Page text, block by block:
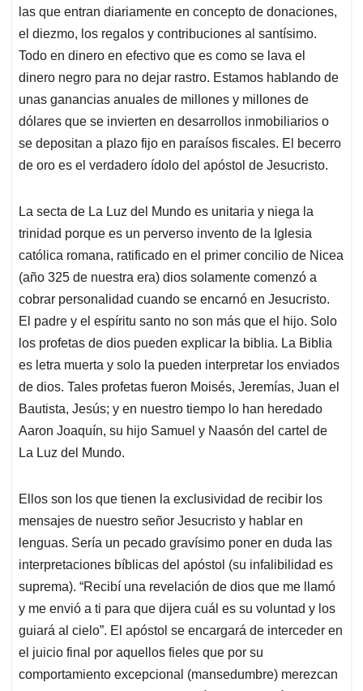
las que entran diariamente en concepto de donaciones,
el diezmo, los regalos y contribuciones al santísimo.
Todo en dinero en efectivo que es como se lava el
dinero negro para no dejar rastro. Estamos hablando de
unas ganancias anuales de millones y millones de
dólares que se invierten en desarrollos inmobiliarios o
se depositan a plazo fijo en paraísos fiscales. El becerro
de oro es el verdadero ídolo del apóstol de Jesucristo.
La secta de La Luz del Mundo es unitaria y niega la
trinidad porque es un perverso invento de la Iglesia
católica romana, ratificado en el primer concilio de Nicea
(año 325 de nuestra era) dios solamente comenzó a
cobrar personalidad cuando se encarnó en Jesucristo.
El padre y el espíritu santo no son más que el hijo. Solo
los profetas de dios pueden explicar la biblia. La Biblia
es letra muerta y solo la pueden interpretar los enviados
de dios. Tales profetas fueron Moisés, Jeremías, Juan el
Bautista, Jesús; y en nuestro tiempo lo han heredado
Aaron Joaquín, su hijo Samuel y Naasón del cartel de
La Luz del Mundo.
Ellos son los que tienen la exclusividad de recibir los
mensajes de nuestro señor Jesucristo y hablar en
lenguas. Sería un pecado gravísimo poner en duda las
interpretaciones bíblicas del apóstol (su infalibilidad es
suprema). “Recibí una revelación de dios que me llamó
y me envió a ti para que dijera cuál es su voluntad y los
guiará al cielo”. El apóstol se encargará de interceder en
el juicio final por aquellos fieles que por su
comportamiento excepcional (mansedumbre) merezcan